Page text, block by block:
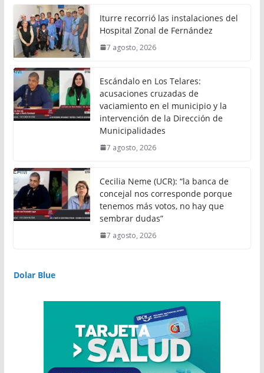
Iturre recorrió las instalaciones del
Hospital Zonal de Fernández
7 agosto, 2026
Escándalo en Los Telares:
acusaciones cruzadas de
vaciamiento en el municipio y la
intervención de la Dirección de
Municipalidades
7 agosto, 2026
Cecilia Neme (UCR): “la banca de
concejal nos corresponde porque
tenemos más votos, no hay que
sembrar dudas”
7 agosto, 2026
Dolar Blue